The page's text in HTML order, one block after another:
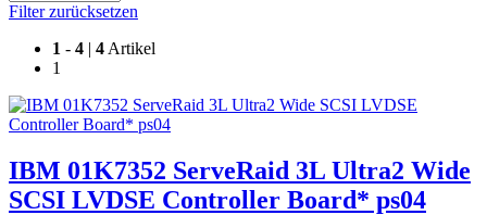
Filter zurücksetzen
1 - 4 | 4 Artikel
1
IBM 01K7352 ServeRaid 3L Ultra2 Wide
SCSI LVDSE Controller Board* ps04